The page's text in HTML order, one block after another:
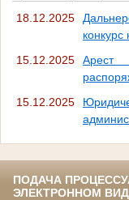
18.12.2025
15.12.2025
Арест
15.12.2025
ПОДАЧА
ЭЛЕКТРОННОМ